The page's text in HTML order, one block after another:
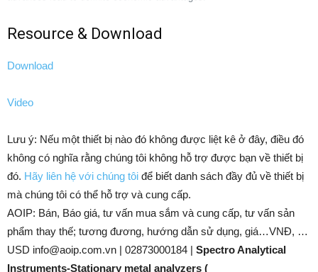
Resource & Download
Download
Video
Lưu ý: Nếu một thiết bị nào đó không được liệt kê ở đây, điều đó
không có nghĩa rằng chúng tôi không hỗ trợ được bạn về thiết bị
đó. Hãy liên hệ với chúng tôi để biết danh sách đầy đủ về thiết bị
mà chúng tôi có thể hỗ trợ và cung cấp.
AOIP: Bán, Báo giá, tư vấn mua sắm và cung cấp, tư vấn sản
phẩm thay thế; tương đương, hướng dẫn sử dụng, giá…VNĐ, …
USD info@aoip.com.vn | 02873000184 | Spectro Analytical
Instruments-Stationary metal analyzers (